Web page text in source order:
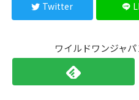
Twitter
ワイルドワンジャ